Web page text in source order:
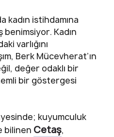
kadın istihdamına
benimsiyor. Kadın
varlığını
Berk Mücevherat’ın
değer odaklı bir
bir göstergesi
kuyumculuk
bilinen Cetaş,